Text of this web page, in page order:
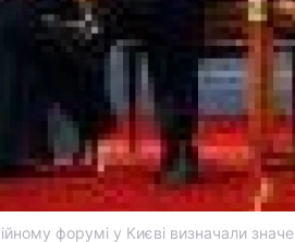
форумі у Києві визначали